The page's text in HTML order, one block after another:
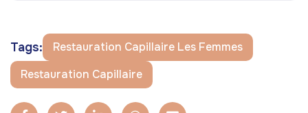
Tags:
Restauration Capillaire Les Femmes
Restauration Capillaire